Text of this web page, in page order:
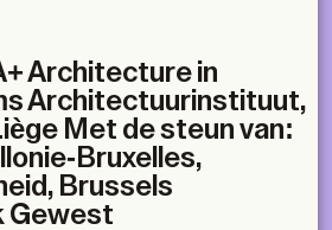
Architecture in
Architectuurinstituut,
Met de steun van:
Bruxelles,
Brussels
Gewest